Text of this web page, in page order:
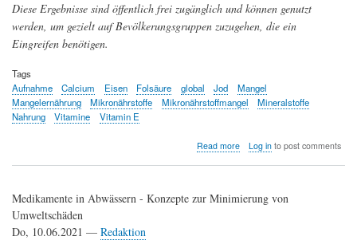
Diese Ergebnisse sind öffentlich frei zugänglich und können genutzt
werden, um gezielt auf Bevölkerungsgruppen zuzugehen, die ein
Eingreifen benötigen.
Tags
Aufnahme
Calcium Eisen Folsäure global Jod
Mangel
Mangelernährung
Mikronährstoffe Mikronährstoffmangel
Mineralstoffe
Nahrung
Vitamine Vitamin E
Read moreabout
von
Log into post comments
Medikamente in Abwässern - Konzepte zur Minimierung von
Umweltschäden
Do, 10.06.2021 — Redaktion